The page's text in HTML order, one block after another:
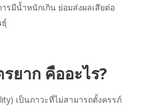
รมีน้ำหนักเกิน ย่อมส่งผลเสียต่อ
ยาก คืออะไร?
เป็นภาวะที่ไม่สามารถตั้งครรภ์